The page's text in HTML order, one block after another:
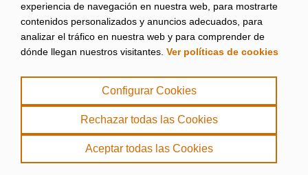
experiencia de navegación en nuestra web, para mostrarte
contenidos personalizados y anuncios adecuados, para
analizar el tráfico en nuestra web y para comprender de
dónde llegan nuestros visitantes. Ver políticas de cookies
Configurar Cookies
Rechazar todas las Cookies
Aceptar todas las Cookies
Aviso legal
|
Política de Privacidad
|
. misPeces Copyright 2000 - 2026. Todos los derechos reservados